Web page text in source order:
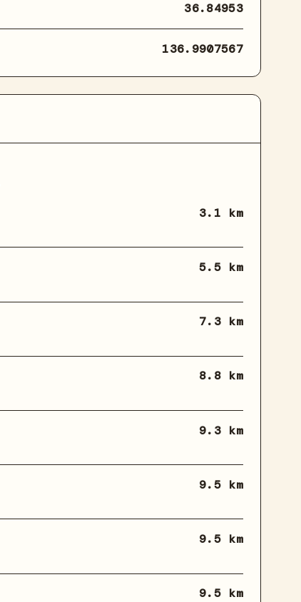
36.84953
136.9907567
3.1 km
5.5 km
7.3 km
8.8 km
9.3 km
9.5 km
9.5 km
9.5 km